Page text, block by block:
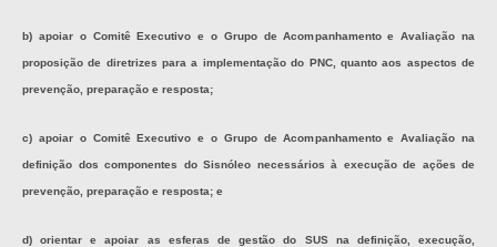
b) apoiar o Comitê Executivo e o Grupo de Acompanhamento e Avaliação na
proposição de diretrizes para a implementação do PNC, quanto aos aspectos de
prevenção, preparação e resposta;
c) apoiar o Comitê Executivo e o Grupo de Acompanhamento e Avaliação na
definição dos componentes do Sisnóleo necessários à execução de ações de
prevenção, preparação e resposta; e
d) orientar e apoiar as esferas de gestão do SUS na definição, execução,